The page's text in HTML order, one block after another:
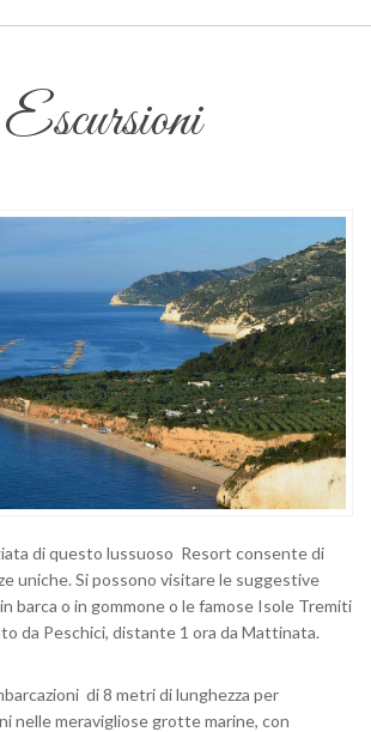
Escursioni
di questo lussuoso Resort consente di
uniche. Si possono visitare le suggestive
barca o in gommone o le famose Isole Tremiti
da Peschici, distante 1 ora da Mattinata.
di 8 metri di lunghezza per
nelle meravigliose grotte marine, con